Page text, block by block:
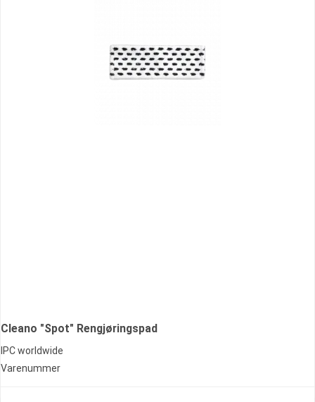
Cleano "Spot" Rengjøringspad
IPC worldwide
Varenummer